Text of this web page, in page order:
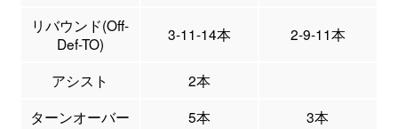
リバウンド(Off-
Def-TO)
3-11-14本 2-9-11本
アシスト
2本
ターンオーバー
5本
3本